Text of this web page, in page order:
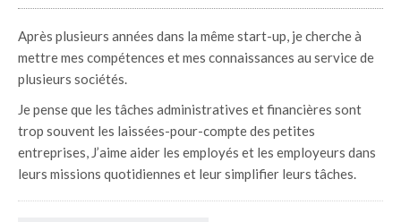
Après plusieurs années dans la même start-up, je cherche à
mettre mes compétences et mes connaissances au service de
plusieurs sociétés.
Je pense que les tâches administratives et financières sont
trop souvent les laissées-pour-compte des petites
entreprises, J’aime aider les employés et les employeurs dans
leurs missions quotidiennes et leur simplifier leurs tâches.